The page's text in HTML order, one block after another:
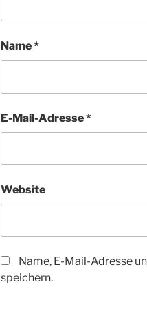
Name*
E-Mail-Adresse*
Website
Name, E-Mail-Adresse
speichern.